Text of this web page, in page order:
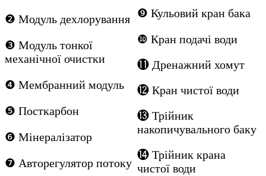
❷ Модуль дехлорування
❸ Модуль тонкої
механічної очистки
❹ Мембранний модуль
❺ Посткарбон
❻ Мінералізатор
❼ Авторегулятор потоку
❾ Кульовий кран бака
❿ Кран подачі води
⓫ Дренажний хомут
⓬ Кран чистої води
⓭ Трійник
накопичувального баку
⓮ Трійник крана
чистої води